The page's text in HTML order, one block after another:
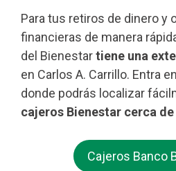
Para tus retiros de dinero y
financieras de manera
del Bienestartiene una
en Carlos A. Carrillo. Entra
donde podrás localizar
cajeros Bienestar cerca
Cajeros Banco